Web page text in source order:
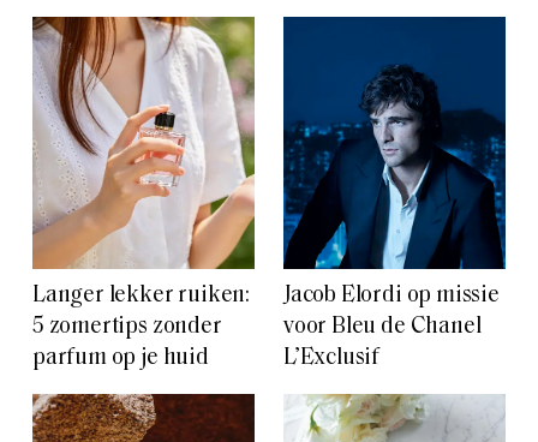
Langer lekker ruiken:
5 zomertips zonder
parfum op je huid
Jacob Elordi op missie
voor Bleu de Chanel
L’Exclusif